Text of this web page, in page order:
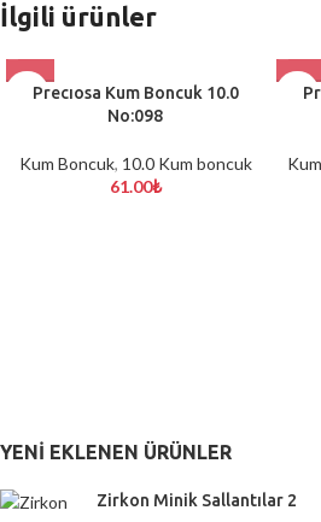
İlgili ürünler
Precıosa Kum Boncuk 10.0
No:098
Kum Boncuk, 10.0 Kum boncuk
61.00₺
YENI EKLENEN ÜRÜNLER
Zirkon Minik Sallantılar 2